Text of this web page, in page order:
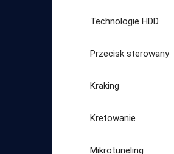
Technologie HDD
Przecisk sterowany
Kraking
Kretowanie
Mikrotuneling